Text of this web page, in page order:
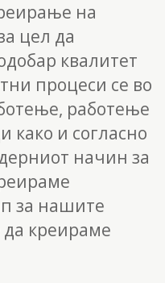
на
цел да
квалитет
процеси се во
работење
како и согласно
начин за
за нашите
креираме